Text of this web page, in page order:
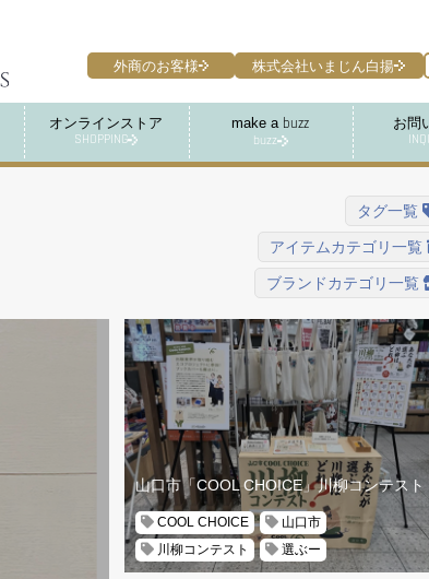
オンラインストア
SHOPPING
make a buzz
buzz
お問
外商のお客様 株式会社いまじん白揚
タグ一覧
アイテムカテゴリ一覧
ブランドカテゴリ一覧
山口市「COOL CHOICE」川柳コンテスト
COOL CHOICE
山口市
川柳コンテスト
選ぶー